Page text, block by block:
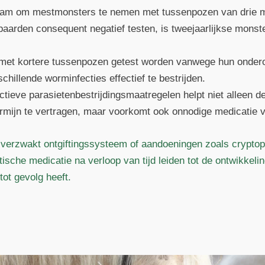
om mestmonsters te nemen met tussenpozen van drie
consequent negatief testen, is tweejaarlijkse
kortere tussenpozen getest worden vanwege hun
worminfecties effectief te bestrijden.
parasietenbestrijdingsmaatregelen helpt niet alleen
te vertragen, maar voorkomt ook onnodige medicatie
ontgiftingssysteem of aandoeningen zoals
medicatie na verloop van tijd leiden tot de
gevolg heeft.